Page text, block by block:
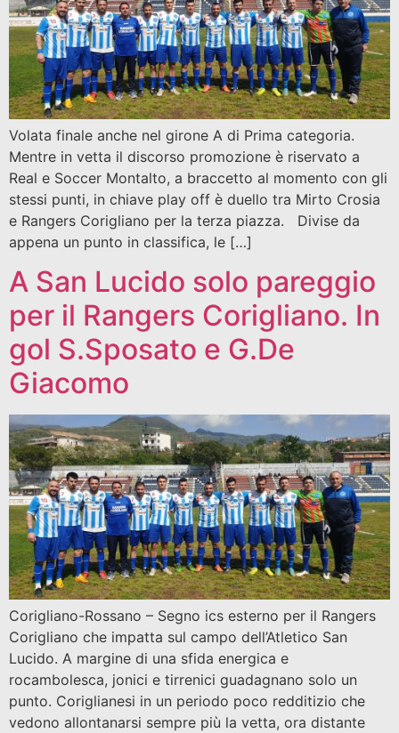
Volata finale anche nel girone A di Prima categoria.
Mentre in vetta il discorso promozione è riservato a
Real e Soccer Montalto, a braccetto al momento con gli
stessi punti, in chiave play off è duello tra Mirto Crosia
e Rangers Corigliano per la terza piazza. Divise da
appena un punto in classifica, le […]
A San Lucido solo pareggio
per il Rangers Corigliano. In
gol S.Sposato e G.De
Giacomo
Corigliano-Rossano – Segno ics esterno per il Rangers
Corigliano che impatta sul campo dell’Atletico San
Lucido. A margine di una sfida energica e
rocambolesca, jonici e tirrenici guadagnano solo un
punto. Coriglianesi in un periodo poco redditizio che
vedono allontanarsi sempre più la vetta, ora distante